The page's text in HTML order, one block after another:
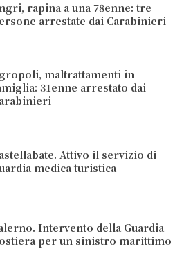
rapina a una 78enne: tre
arrestate dai Carabinieri
maltrattamenti in
31enne arrestato dai
Attivo il servizio di
medica turistica
Intervento della Guardia
per un sinistro marittimo